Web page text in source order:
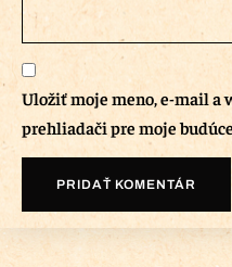
Uložiť moje meno, e-mail a
prehliadači pre moje